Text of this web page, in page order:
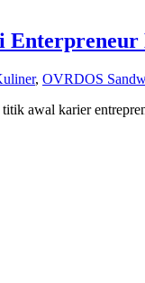
Enterpreneur
, OVRDOS
awal karier